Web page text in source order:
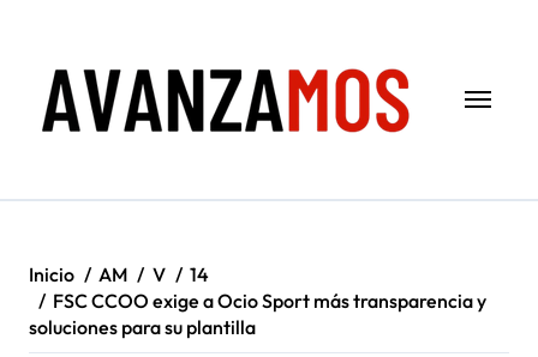
contenido
Inicio AM V
14
FSC CCOO exige a Ocio Sport más transparencia y
soluciones para su plantilla